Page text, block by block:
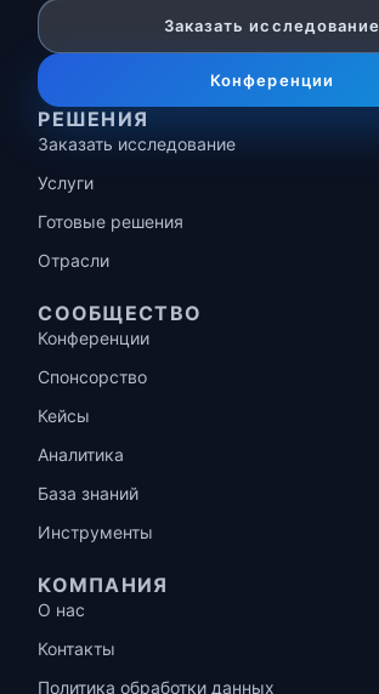
Заказать исследование
Конференции
РЕШЕНИЯ
Заказать исследование
Услуги
Готовые решения
Отрасли
СООБЩЕСТВО
Конференции
Спонсорство
Кейсы
Аналитика
База знаний
Инструменты
КОМПАНИЯ
О нас
Контакты
Политика обработки данных